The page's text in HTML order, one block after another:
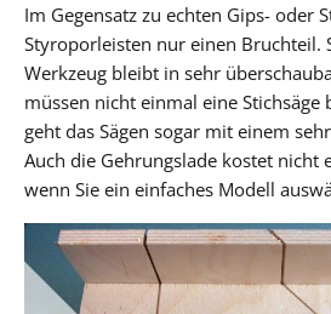
Im Gegensatz zu echten Gips- oder
Styroporleisten nur einen Bruchteil.
Werkzeug bleibt in sehr
müssen nicht einmal eine Stichsäge
geht das Sägen sogar mit einem
Auch die Gehrungslade kostet nicht
wenn Sie ein einfaches Modell